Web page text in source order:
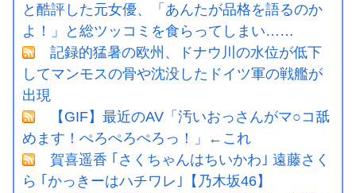
と酷評した元女優、「あんたが品格を語るのか
よ！」と総ツッコミを食らってしまい……
記録的猛暑の欧州、ドナウ川の水位が低下
してマンモスの骨や沈没したドイツ軍の戦艦が
出現
【GIF】最近のAV「汚いおっさんがマ○コ舐
めます！ぺろぺろぺろっ！」←これ
賀喜遥香 ｢さくちゃんはちいかわ｣ 遠藤さく
ら ｢かっきーはハチワレ｣【乃木坂46】